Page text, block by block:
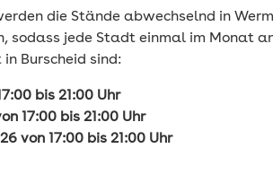
die Stände abwechselnd in
sodass jede Stadt einmal im Monat
Burscheid sind:
bis 21:00 Uhr
17:00 bis 21:00 Uhr
von 17:00 bis 21:00 Uhr